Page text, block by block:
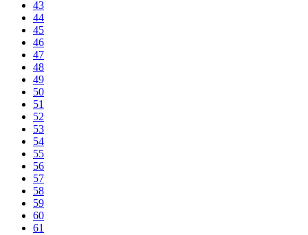
43
44
45
46
47
48
49
50
51
52
53
54
55
56
57
58
59
60
61